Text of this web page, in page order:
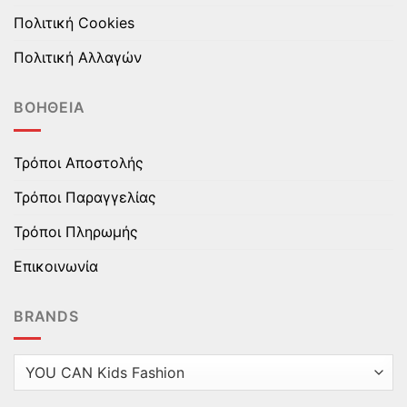
Πολιτική Cookies
Πολιτική Αλλαγών
ΒΟΉΘΕΙΑ
Τρόποι Αποστολής
Τρόποι Παραγγελίας
Τρόποι Πληρωμής
Επικοινωνία
BRANDS